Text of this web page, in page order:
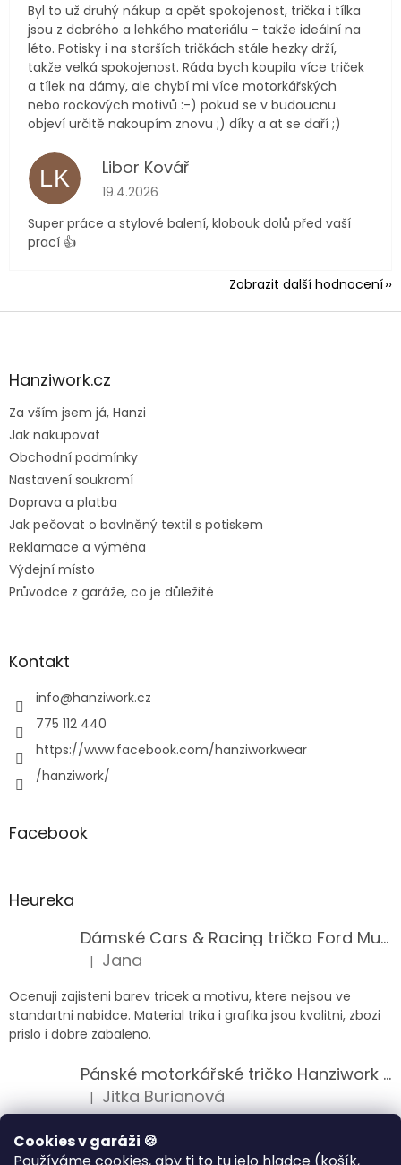
Cookies v garáži 🍪
Byl to už druhý nákup a opět spokojenost, trička i tílka
jsou z dobrého a lehkého materiálu - takže ideální na
léto. Potisky i na starších tričkách stále hezky drží,
takže velká spokojenost. Ráda bych koupila více triček
a tílek na dámy, ale chybí mi více motorkářských
nebo rockových motivů :-) pokud se v budoucnu
objeví určitě nakoupím znovu ;) díky a at se daří ;)
LK Libor Kovář
Hodnocení obchodu je 5 z 5 hvězdiček.
19.4.2026
Super práce a stylové balení, klobouk dolů před vaší
prací 👍
Zobrazit další hodnocení
Z
aHanziwork.cz
Za vším jsem já, Hanzi
Jak nakupovat
Obchodní podmínky
Nastavení soukromí
Doprava a platba
Jak pečovat o bavlněný textil s potiskem
Reklamace a výměna
Výdejní místo
Průvodce z garáže, co je důležité
Kontakt
info@hanziwork.cz
775 112 440
https://www.facebook.com/hanziworkwear
/hanziwork/
Facebook
Heureka
Dámské Cars & Racing tričko Ford Mustang 5. generace
Hodnocení produktu je 5 z 5 hvězdiček.
| Jana
Ocenuji zajisteni barev tricek a motivu, ktere nejsou ve
standartni nabidce. Material trika i grafika jsou kvalitni, zbozi
prislo i dobre zabaleno.
Pánské motorkářské tričko Hanziwork Custom Bobber
Hodnocení produktu je 5 z 5 hvězdiček.
| Jitka Burianová
Splnil očekávání na jedničku